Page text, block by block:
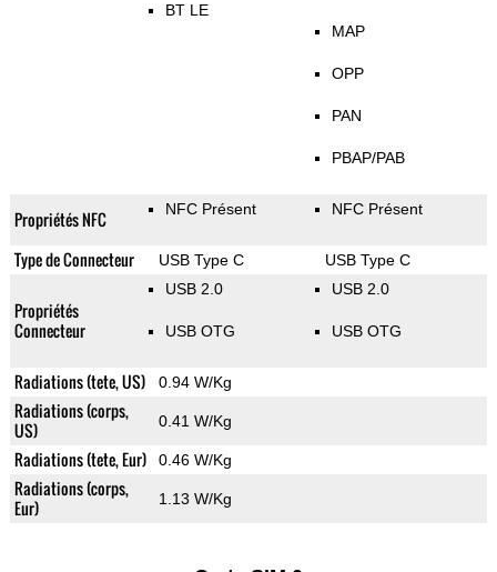
BT LE
MAP
OPP
PAN
PBAP/PAB
Propriétés NFC NFC Présent NFC Présent
Type de Connecteur USB Type C USB Type C
Propriétés
Connecteur
USB 2.0
USB OTG
USB 2.0
USB OTG
Radiations (tete, US) 0.94 W/Kg
Radiations (corps,
US)
0.41 W/Kg
Radiations (tete, Eur) 0.46 W/Kg
Radiations (corps,
Eur)
1.13 W/Kg